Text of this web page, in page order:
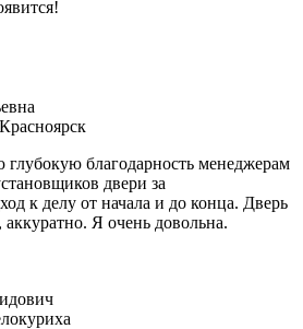
благодарность менеджерам
двери за
к делу от начала и до конца. Дверь
аккуратно. Я очень довольна.